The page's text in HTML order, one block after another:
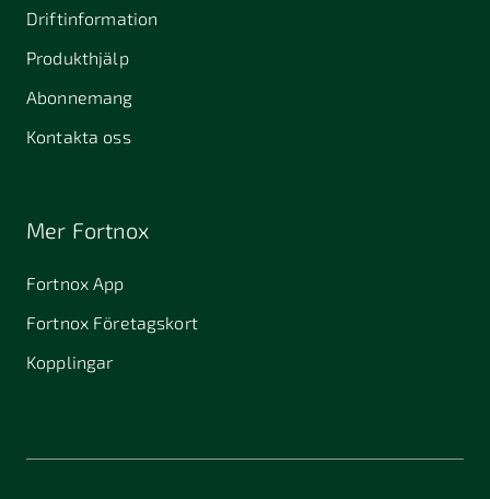
Driftinformation
Produkthjälp
Abonnemang
Kontakta oss
Mer Fortnox
Fortnox App
Fortnox Företagskort
Kopplingar